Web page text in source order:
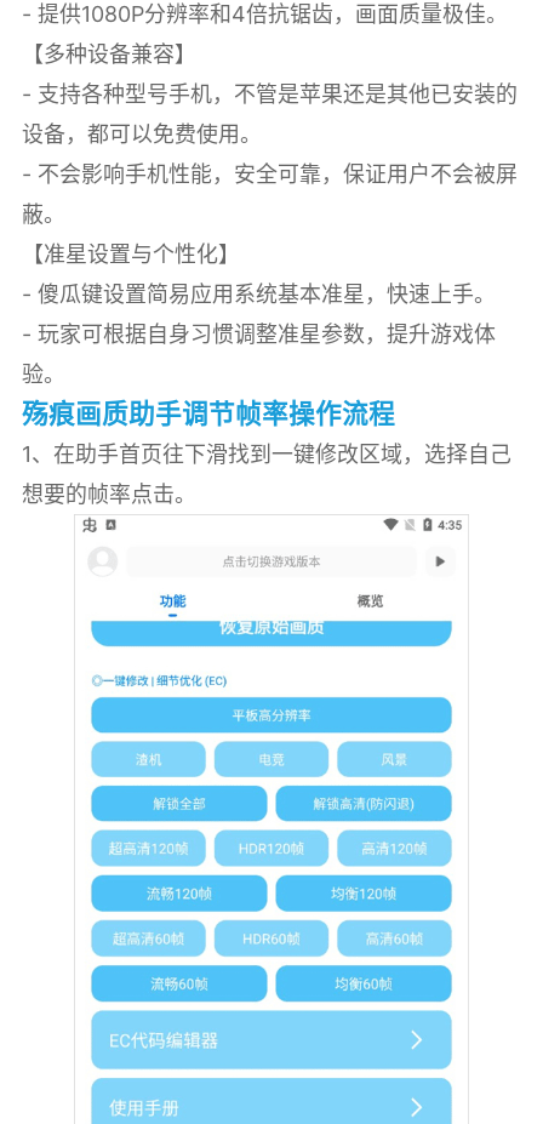
- 提供1080P分辨率和4倍抗锯齿，画面质量极佳。
【多种设备兼容】
- 支持各种型号手机，不管是苹果还是其他已安装的
设备，都可以免费使用。
- 不会影响手机性能，安全可靠，保证用户不会被屏
蔽。
【准星设置与个性化】
- 傻瓜键设置简易应用系统基本准星，快速上手。
- 玩家可根据自身习惯调整准星参数，提升游戏体
验。
殇痕画质助手调节帧率操作流程
1、在助手首页往下滑找到一键修改区域，选择自己
想要的帧率点击。